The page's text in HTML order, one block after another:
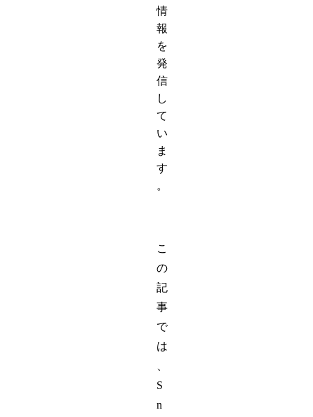
情
報
を
発
信
し
て
い
ま
す
。
こ
の
記
事
で
は
S
n